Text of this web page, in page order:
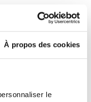
À propos des cookies
le